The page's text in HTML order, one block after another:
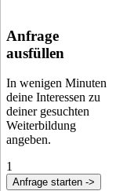
Anfrage
ausfüllen
In wenigen Minuten
deine Interessen zu
deiner gesuchten
Weiterbildung
angeben.
1
Anfrage starten ->